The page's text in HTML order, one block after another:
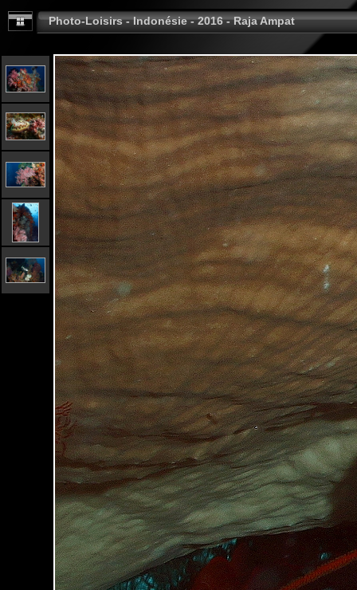
Photo-Loisirs - Indonésie - 2016 - Raja Ampat